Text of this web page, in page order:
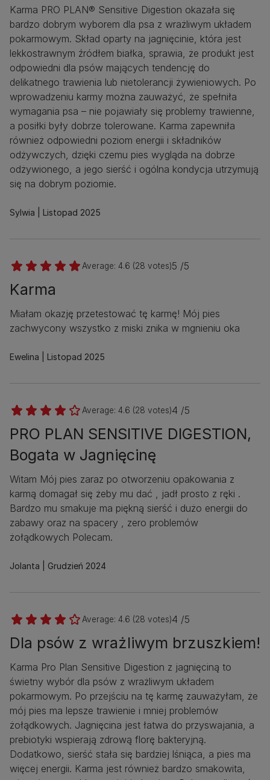
Karma PRO PLAN® Sensitive Digestion okazała się
bardzo dobrym wyborem dla psa z wrażliwym układem
pokarmowym. Skład oparty na jagnięcinie, która jest
lekkostrawnym źródłem białka, sprawia, że produkt jest
odpowiedni dla psów mających tendencję do
delikatnego trawienia lub nietolerancji żywieniowych. Po
wprowadzeniu karmy można zauważyć, że spełniła
wymagania psa – nie pojawiały się problemy trawienne,
a posiłki były dobrze tolerowane. Karma zapewniła
również odpowiedni poziom energii i składników
odżywczych, dzięki czemu pies wygląda na dobrze
odżywionego, a jego sierść i ogólna kondycja utrzymują
się na dobrym poziomie.
Sylwia Listopad 2025
Average: 4.6 (28 votes)5 /5
Karma
Miałam okazję przetestować tę karmę! Mój pies
zachwycony wszystko z miski znika w mgnieniu oka
Ewelina Listopad 2025
Average: 4.6 (28 votes)4 /5
PRO PLAN SENSITIVE DIGESTION,
Bogata w Jagnięcinę
Witam Mój pies zaraz po otworzeniu opakowania z
karmą domagał się żeby mu dać , jadł prosto z ręki .
Bardzo mu smakuje ma piękną sierść i dużo energii do
zabawy oraz na spacery , zero problemów
żołądkowych Polecam.
Jolanta Grudzień 2024
Average: 4.6 (28 votes)4 /5
Dla psów z wrażliwym brzuszkiem!
Karma Pro Plan Sensitive Digestion z jagnięciną to
świetny wybór dla psów z wrażliwym układem
pokarmowym. Po przejściu na tę karmę zauważyłam, że
mój pies ma lepsze trawienie i mniej problemów
żołądkowych. Jagnięcina jest łatwa do przyswajania, a
prebiotyki wspierają zdrową florę bakteryjną.
Dodatkowo, sierść stała się bardziej lśniąca, a pies ma
więcej energii. Karma jest również bardzo smakowita,